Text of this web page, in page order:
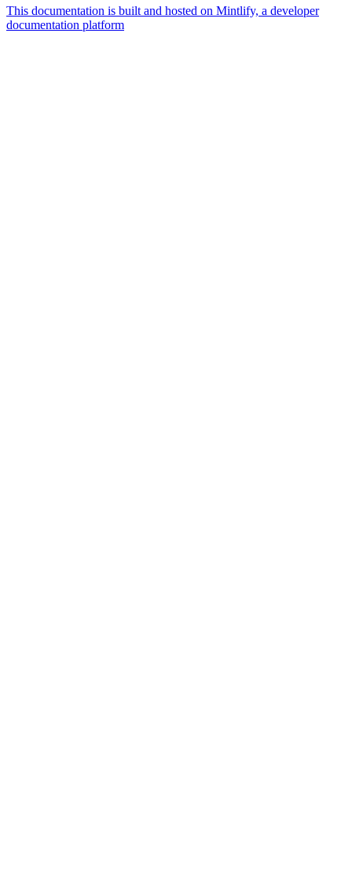
This documentation is built and hosted on Mintlify, a developer
documentation platform